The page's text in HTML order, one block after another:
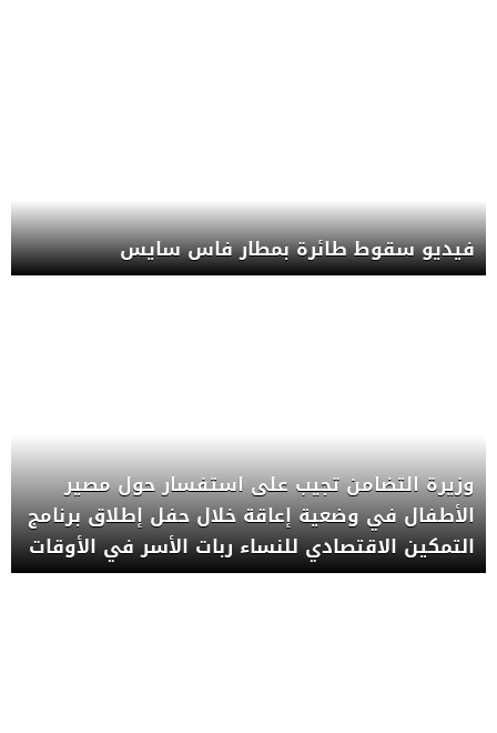
فيديو سقوط طائرة بمطار فاس سايس
وزيرة التضامن تجيب على استفسار حول مصير
الأطفال في وضعية إعاقة خلال حفل إطلاق برنامج
التمكين الاقتصادي للنساء ربات الأسر في الأوقات
الصعبة